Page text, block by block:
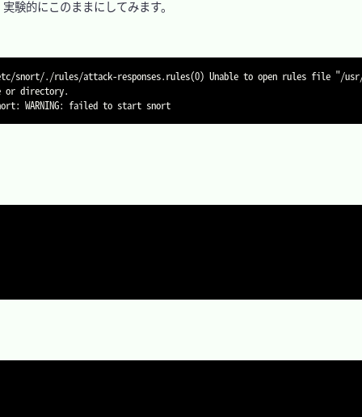
験的にこのままにしてみます。
etc/snort/./rules/attack-responses.rules(0) Unable to open rules file "/
or directory.
May 31 17:23:47 ns hogehoge[50418]: /usr/local/etc/rc.d/snort: WARNING: failed to start snort